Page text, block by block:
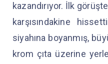
kazandırıyor. İlk
karşısındakine
siyahına boyanmış,
krom çıta üzerine